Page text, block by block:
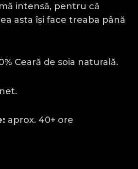
intensă, pentru că
asta își face treaba până
Ceară de soia naturală.
aprox. 40+ ore